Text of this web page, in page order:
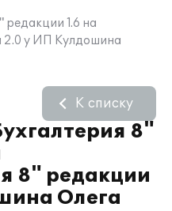
редакции 1.6 на
2.0 у ИП Кулдошина
8"
8" редакции
Олега
К списку